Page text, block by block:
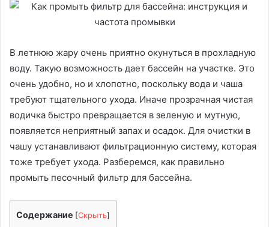
В летнюю жару очень приятно окунуться в прохладную
воду. Такую возможность дает бассейн на участке. Это
очень удобно, но и хлопотно, поскольку вода и чаша
требуют тщательного ухода. Иначе прозрачная чистая
водичка быстро превращается в зеленую и мутную,
появляется неприятный запах и осадок. Для очистки в
чашу устанавливают фильтрационную систему, которая
тоже требует ухода. Разберемся, как правильно
промыть песочный фильтр для бассейна.
Содержание [Скрыть]